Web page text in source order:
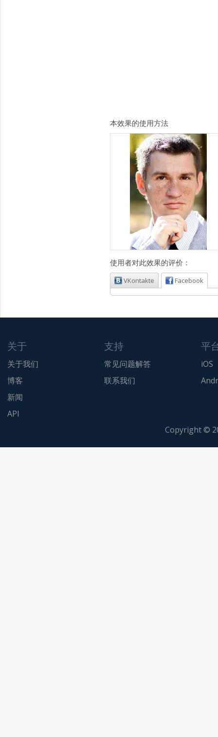
本效果的使用方法
使用者对此效果的评价：
VKontakte Facebook
关于
关于我们
博客
新闻
API
支持
常见问题解答
联系我们
平
iOS
Copyright ©